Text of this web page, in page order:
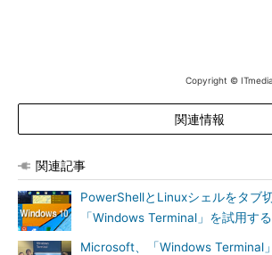
Copyright ©
関連情報
関連記事
PowerShellとLinuxシェルをタブ
「Windows Terminal」を試用する
Microsoft、「Windows Terminal